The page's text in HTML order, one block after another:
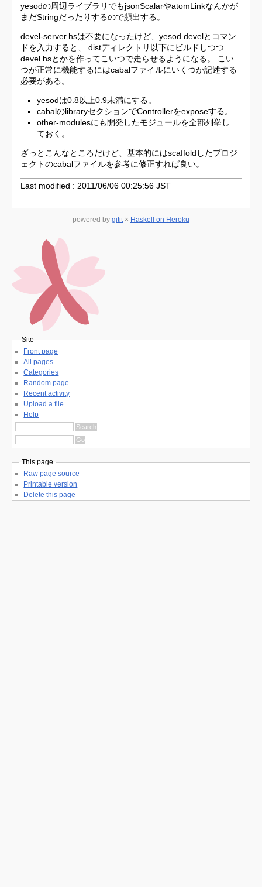
yesodの周辺ライブラリでもjsonScalarやatomLinkなんかが
まだStringだったりするので頻出する。
devel-server.hsは不要になったけど、yesod develとコマン
ドを入力すると、 distディレクトリ以下にビルドしつつ
devel.hsとかを作ってこいつで走らせるようになる。 こい
つが正常に機能するにはcabalファイルにいくつか記述する
必要がある。
yesodは0.8以上0.9未満にする。
cabalのlibraryセクションでControllerをexposeする。
other-modulesにも開発したモジュールを全部列挙し
ておく。
ざっとこんなところだけど、基本的にはscaffoldしたプロジ
ェクトのcabalファイルを参考に修正すれば良い。
Last modified : 2011/06/06 00:25:56 JST
powered by gitit× Haskell on Heroku
Site
Front page
All pages
Categories
Random page
Recent activity
Upload a file
Help
This page
Raw page source
Printable version
Delete this page